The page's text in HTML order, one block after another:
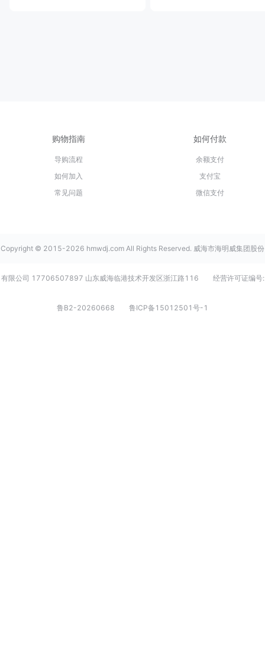
购物指南
导购流程
如何加入
常见问题
如何付款
余额支付
支付宝
微信支付
Copyright © 2015-2026 hmwdj.com All Rights Reserved. 威海市海明威集团股份
有限公司 17706507897 山东威海临港技术开发区浙江路116 经营许可证编号:
鲁B2-20260668 鲁ICP备15012501号-1